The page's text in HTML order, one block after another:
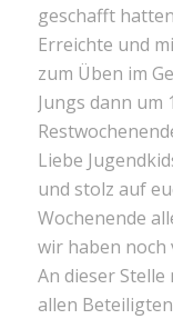
geschafft
Erreichte und
zum Üben im
Jungs dann um
Liebe
und stolz auf
Wochenende
wir haben noch
An dieser
allen